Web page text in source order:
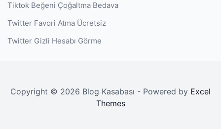
Tiktok Beğeni Çoğaltma Bedava
Twitter Favori Atma Ücretsiz
Twitter Gizli Hesabı Görme
Copyright © 2026 Blog Kasabası - Powered by Excel
Themes